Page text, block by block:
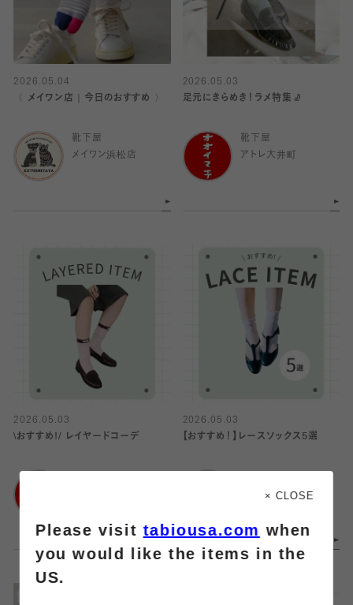
2026.05.04
〈 メイワン店｜今日のおすすめ 〉
靴下屋
メイワン浜松店
2026.05.03
足元にきらめき！ラメ特集🧦
靴下屋
アトレ大井町
2026.05.03
\おすすめ!/ レイヤードコーデ
2026.05.03
【おすすめ！】レースソックス5選
アトレ大井町
× CLOSE
Please visittabiousa.com when
you would like the items in the
US.